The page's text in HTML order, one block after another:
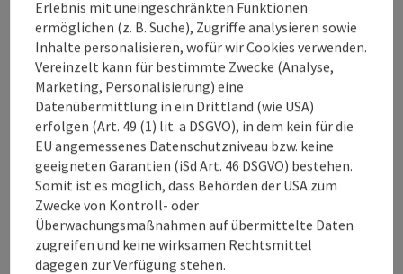
Höhenmeter aufsteigend: 115 m
Schwierigkeit:
Leicht
Kondition:
Leicht
Panorama:
Einige Ausblicke
Erlebnis mit uneingeschränkten Funktionen
ermöglichen (z. B. Suche), Zugriffe analysieren sowie
Inhalte personalisieren, wofür wir Cookies verwenden.
Vereinzelt kann für bestimmte Zwecke (Analyse,
Marketing, Personalisierung) eine
Datenübermittlung in ein Drittland (wie USA)
erfolgen (Art. 49 (1) lit. a DSGVO), in dem kein für die
EU angemessenes Datenschutzniveau bzw. keine
geeigneten Garantien (iSd Art. 46 DSGVO) bestehen.
Somit ist es möglich, dass Behörden der USA zum
Zwecke von Kontroll- oder
Überwachungsmaßnahmen auf übermittelte Daten
zugreifen und keine wirksamen Rechtsmittel
dagegen zur Verfügung stehen.